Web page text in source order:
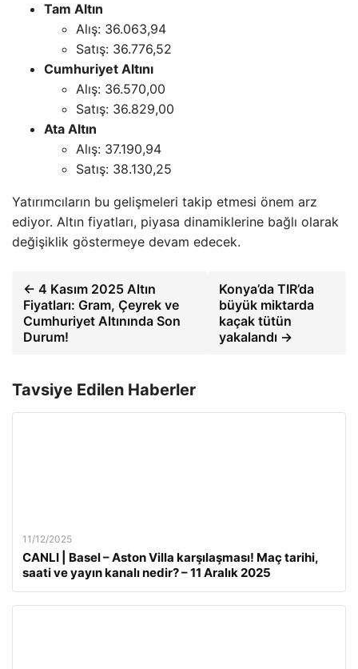
Tam Altın
Alış: 36.063,94
Satış: 36.776,52
Cumhuriyet Altını
Alış: 36.570,00
Satış: 36.829,00
Ata Altın
Alış: 37.190,94
Satış: 38.130,25
Yatırımcıların bu gelişmeleri takip etmesi önem arz
ediyor. Altın fiyatları, piyasa dinamiklerine bağlı olarak
değişiklik göstermeye devam edecek.
← 4 Kasım 2025 Altın
Fiyatları: Gram, Çeyrek ve
Cumhuriyet Altınında Son
Durum!
Konya’da TIR’da
büyük miktarda
kaçak tütün
yakalandı →
Tavsiye Edilen Haberler
11/12/2025
CANLI | Basel – Aston Villa karşılaşması! Maç tarihi,
saati ve yayın kanalı nedir? – 11 Aralık 2025